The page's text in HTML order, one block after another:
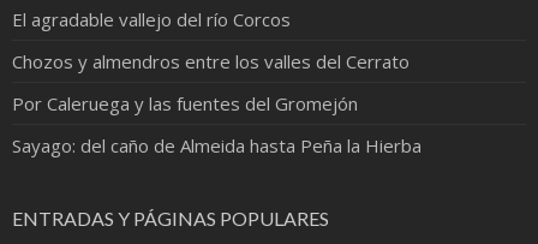
El agradable vallejo del río Corcos
Chozos y almendros entre los valles del Cerrato
Por Caleruega y las fuentes del Gromejón
Sayago: del caño de Almeida hasta Peña la Hierba
ENTRADAS Y PÁGINAS POPULARES